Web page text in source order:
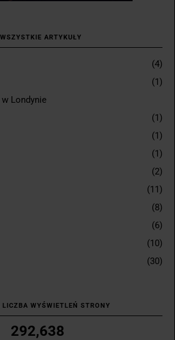
WSZYSTKIE ARTYKUŁY
(4)
(1)
Londynie
(1)
(1)
(1)
(2)
(11)
(8)
(6)
(10)
(30)
LICZBA WYŚWIETLEŃ STRONY
292,638